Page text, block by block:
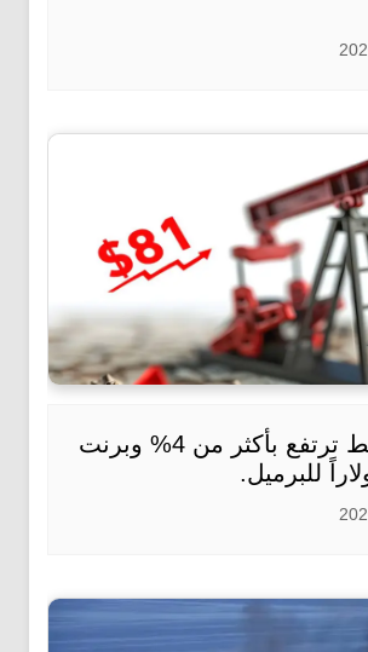
أسعار النفط ترتفع بأكثر من 4% وبرنت